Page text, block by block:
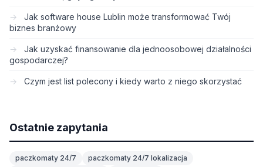
Jak software house Lublin może transformować Twój
biznes branżowy
Jak uzyskać finansowanie dla jednoosobowej działalności
gospodarczej?
Czym jest list polecony i kiedy warto z niego skorzystać
Ostatnie zapytania
paczkomaty 24/7
paczkomaty 24/7 lokalizacja